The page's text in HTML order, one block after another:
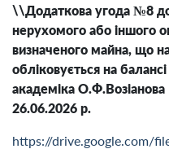
\\Додаткова угода №8
нерухомого або іншого
визначеного майна, що
обліковується на
академіка
26.06.2026 р.
https://drive.google.com/